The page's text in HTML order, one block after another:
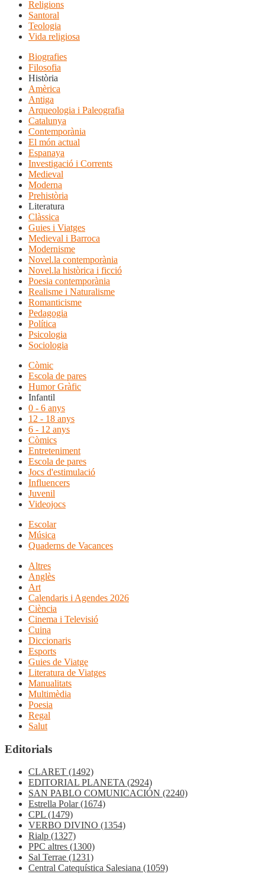
Religions
Santoral
Teologia
Vida religiosa
Biografies
Filosofia
Història
Amèrica
Antiga
Arqueologia i Paleografia
Catalunya
Contemporània
El món actual
Espanaya
Investigació i Corrents
Medieval
Moderna
Prehistòria
Literatura
Clàssica
Guies i Viatges
Medieval i Barroca
Modernisme
Novel.la contemporània
Novel.la històrica i ficció
Poesia contemporània
Realisme i Naturalisme
Romanticisme
Pedagogia
Política
Psicologia
Sociologia
Còmic
Escola de pares
Humor Gràfic
Infantil
0 - 6 anys
12 - 18 anys
6 - 12 anys
Còmics
Entreteniment
Escola de pares
Jocs d'estimulació
Influencers
Juvenil
Videojocs
Escolar
Música
Quaderns de Vacances
Altres
Anglès
Art
Calendaris i Agendes 2026
Ciència
Cinema i Televisió
Cuina
Diccionaris
Esports
Guies de Viatge
Literatura de Viatges
Manualitats
Multimèdia
Poesia
Regal
Salut
Editorials
CLARET (1492)
EDITORIAL PLANETA(2924)
SAN PABLO COMUNICACIÓN (2240)
Estrella Polar(1674)
CPL (1479)
VERBO DIVINO (1354)
Rialp (1327)
PPC altres (1300)
Sal Terrae (1231)
Central Catequística Salesiana (1059)